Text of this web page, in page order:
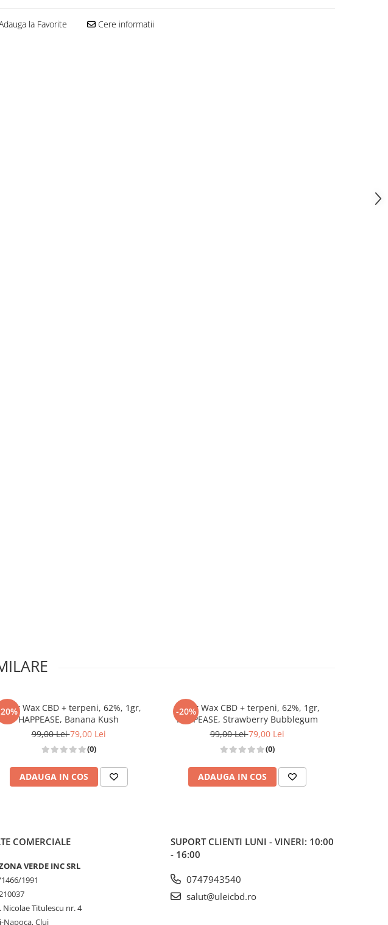
la Favorite Cere informatii
Wax CBD + terpeni, 62%, 1gr,
HAPPEASE, Banana Kush
99,00 Lei79,00 Lei
(0)
ADAUGA IN COS
-20%
Sugar Wax CBD + terpeni, 62%, 1gr,
HAPPEASE, Strawberry Bubblegum
99,00 Lei79,00 Lei
(0)
ADAUGA IN COS
COMERCIALE
VERDE INC SRL
1466/1991
Nicolae Titulescu nr. 4
Napoca, Cluj
SUPORT CLIENTI LUNI - VINERI: 10:00
- 16:00
0747943540
salut@uleicbd.ro